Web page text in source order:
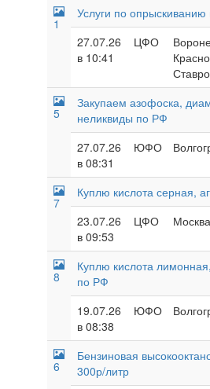
1
Услуги по
27.07.26
в 10:41
ЦФО
5
Закупаем азофоска,
неликвиды по РФ
27.07.26
в 08:31
ЮФО
7
Куплю кислота серная,
23.07.26
в 09:53
ЦФО
8
Куплю кислота
по РФ
19.07.26
в 08:38
ЮФО
6
Бензиновая
300р/литр